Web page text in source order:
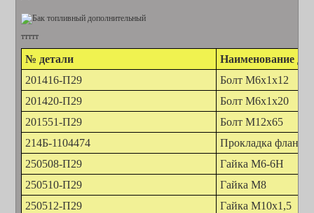
ттттт
№ детали
Наименование
201416-П29
Болт М6х1х12
201420-П29
Болт М6х1х20
201551-П29
Болт М12х65
214Б-1104474
Прокладка
250508-П29
Гайка М6-6Н
250510-П29
Гайка М8
250512-П29
Гайка М10х1,5